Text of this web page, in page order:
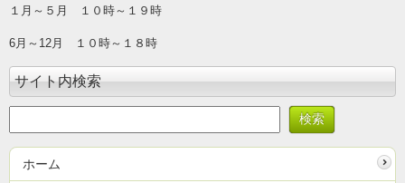
１月～５月 １０時～１９時
6月～12月 １０時～１８時
サイト内検索
ホーム